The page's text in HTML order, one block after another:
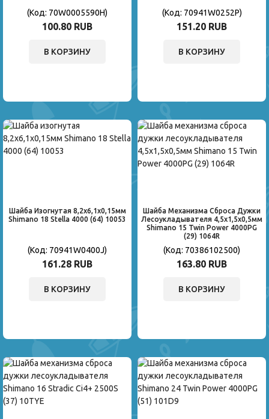
(Код: 70W0005590H)
100.80 RUB
В КОРЗИНУ
(Код: 70941W0252P)
151.20 RUB
В КОРЗИНУ
Шайба Изогнутая 8,2x6,1x0,15мм
Shimano 18 Stella 4000 (64) 10053
(Код: 70941W0400J)
161.28 RUB
В КОРЗИНУ
Шайба Механизма Сброса Дужки
Лесоукладывателя 4,5x1,5x0,5мм
Shimano 15 Twin Power 4000PG
(29) 1064R
(Код: 70386102500)
163.80 RUB
В КОРЗИНУ